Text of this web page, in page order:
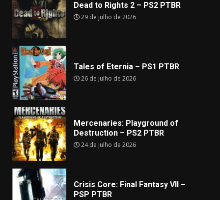
Dead to Rights 2 – PS2 PTBR
29 de julho de 2026
Tales of Eternia – PS1 PTBR
26 de julho de 2026
Mercenaries: Playground of
Destruction – PS2 PTBR
24 de julho de 2026
Crisis Core: Final Fantasy VII –
PSP PTBR